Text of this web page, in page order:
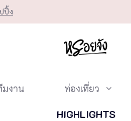
ปิ้ง
มงาน ท่องเที่ยว
HIGHLIGHTS